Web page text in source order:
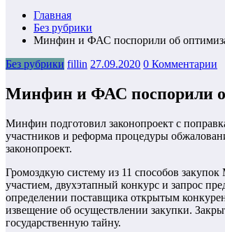
Главная
Без рубрики
Минфин и ФАС поспорили об
Без рубрики fillin 27.09.2020 0 Комментарии
Минфин и ФАС поспорили
Минфин подготовил законопроект с
участников и реформа процедуры
законопроект.
Громоздкую систему из 11 способов
участием, двухэтапный конкурс и запрос
определении поставщика открытым
извещение об осуществлении закупки.
государственную тайну.